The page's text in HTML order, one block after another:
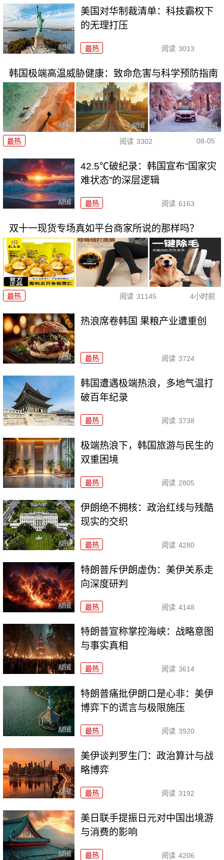
美国对华制裁清单：科技霸权下
的无理打压
最热 阅读 3013
韩国极端高温威胁健康：致命危害与科学预防指南
最热 阅读 3302 08-05
42.5℃破纪录：韩国宣布“国家灾
难状态”的深层逻辑
最热 阅读 6163
双十一现货专场真如平台商家所说的那样吗？
最热 阅读 31145 4小时前
热浪席卷韩国 果粮产业遭重创
最热 阅读 3724
韩国遭遇极端热浪，多地气温打
破百年纪录
最热 阅读 3738
极端热浪下，韩国旅游与民生的
双重困境
最热 阅读 2805
伊朗绝不拥核：政治红线与残酷
现实的交织
最热 阅读 4280
特朗普斥伊朗虚伪：美伊关系走
向深度研判
最热 阅读 4148
特朗普宣称掌控海峡：战略意图
与事实真相
最热 阅读 3614
特朗普痛批伊朗口是心非：美伊
博弈下的谎言与极限施压
最热 阅读 3920
美伊谈判罗生门：政治算计与战
略博弈
最热 阅读 3192
美日联手提振日元对中国出境游
与消费的影响
最热 阅读 4206